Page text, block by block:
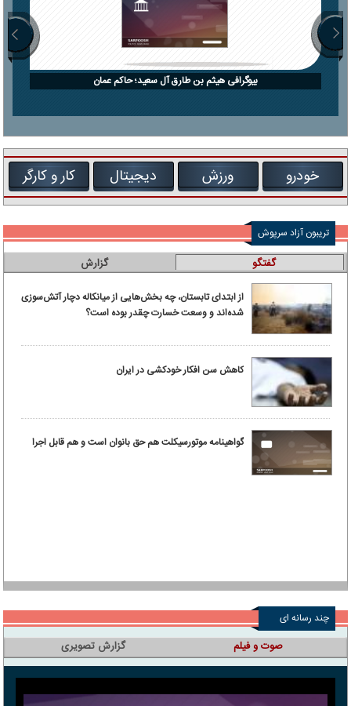
بیوگرافی هیثم بن طارق آل سعید؛ حاکم عمان
خودرو ورزش دیجیتال کار و کارگر
تریبون آزاد سرپوش
گفتگو گزارش
از ابتدای تابستان، چه بخش‌هایی از میانکاله دچار آتش‌سوزی
شده‌اند و وسعت خسارت چقدر بوده است؟
کاهش سن افکار خودکشی در ایران
گواهینامه موتورسیکلت هم حق بانوان است و هم قابل اجرا
چند رسانه ای
صوت و فیلم گزارش تصویری